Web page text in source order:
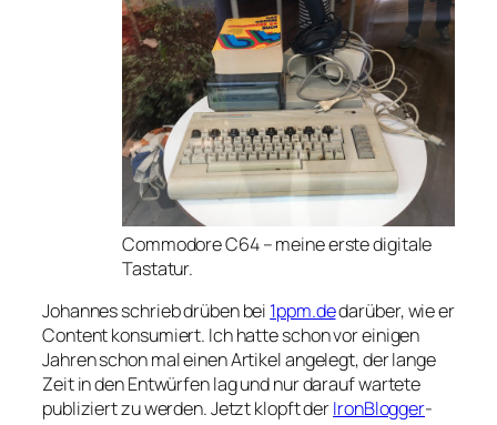
Commodore C64 – meine erste digitale
Tastatur.
Johannes schrieb drüben bei 1ppm.dedarüber, wie er
Content konsumiert. Ich hatte schon vor einigen
Jahren schon mal einen Artikel angelegt, der lange
Zeit in den Entwürfen lag und nur darauf wartete
publiziert zu werden. Jetzt klopft derIronBlogger-